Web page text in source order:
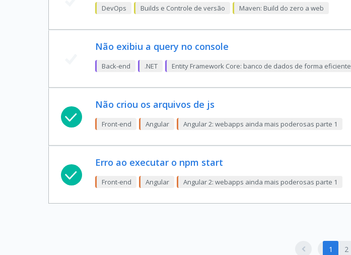
DevOps Builds e Controle de versão Maven: Build do zero a web
Não exibiu a query no console
Back-end .NET Entity Framework Core: banco de dados de forma eficiente
Não criou os arquivos de js
Front-end Angular Angular 2: webapps ainda mais poderosas parte 1
Erro ao executar o npm start
Front-end Angular Angular 2: webapps ainda mais poderosas parte 1
1 2